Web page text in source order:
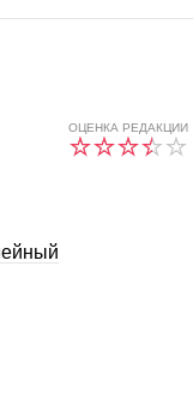
ОЦЕНКА РЕДАКЦИИ